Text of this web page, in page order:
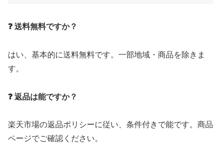
❓ 送料無料ですか？
はい、基本的に送料無料です。一部地域・商品を除きま
す。
❓ 返品は能ですか？
楽天市場の返品ポリシーに従い、条件付きで能です。商品
ページでご確認ください。